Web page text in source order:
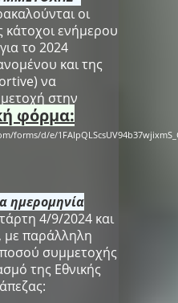
οι
κάτοχοι ενήμερου
το 2024
και της
να
στην
φόρμα:
forms/d/e/
ημερομηνία
4/9/2024 και
με παράλληλη
συμμετοχής
της Εθνικής